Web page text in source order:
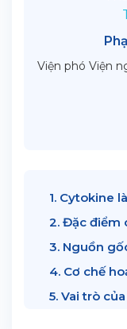
Viện phó Viện
1. Cytokine
2. Đặc điểm
3. Nguồn
4. Cơ chế
5. Vai trò